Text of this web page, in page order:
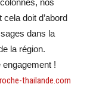
nos
doit d’abord
dans la
la région.
!
thailande.com